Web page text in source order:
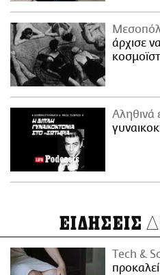
άρχισε
Αληθινά
ΕΙΔΗΣΕΙΣ
Τech &